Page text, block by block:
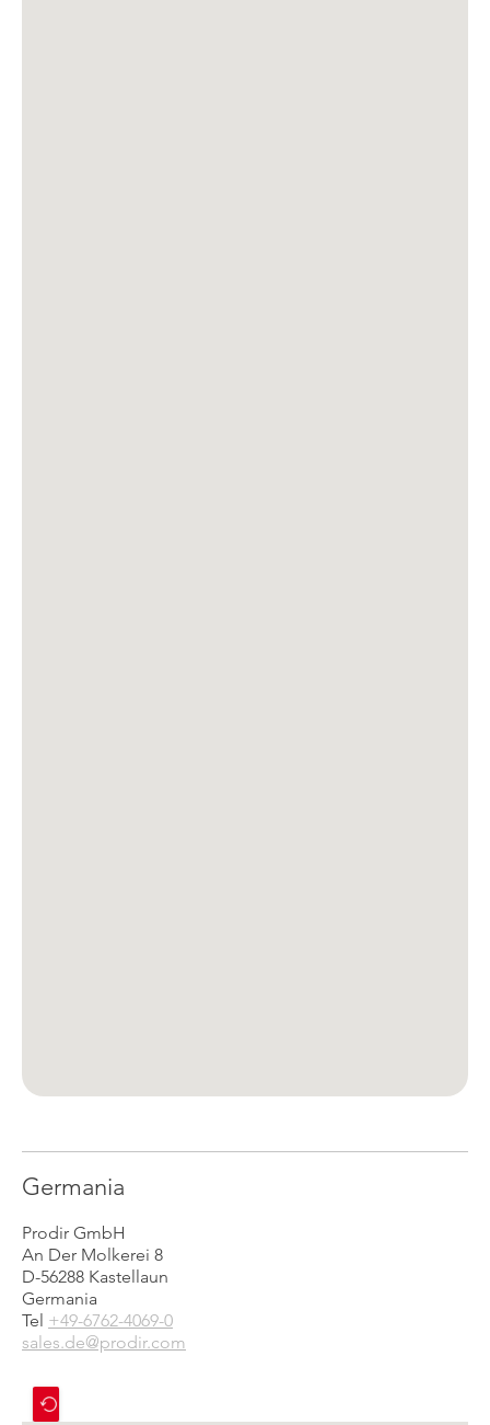
Germania
Prodir GmbH
An Der Molkerei 8
D-56288 Kastellaun
Germania
Tel +49-6762-4069-0
sales.de@prodir.com